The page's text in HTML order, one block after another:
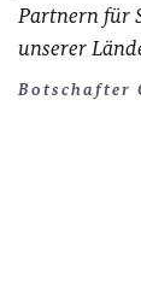
Partnern für
unserer
Botschafter